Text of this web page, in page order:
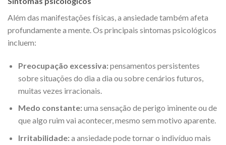
Além das manifestações físicas, a ansiedade também afeta
profundamente a mente. Os principais sintomas psicológicos
incluem:
Preocupação excessiva:pensamentos persistentes
sobre situações do dia a dia ou sobre cenários futuros,
muitas vezes irracionais.
Medo constante:uma sensação de perigo iminente ou de
que algo ruim vai acontecer, mesmo sem motivo aparente.
Irritabilidade:a ansiedade pode tornar o indivíduo mais